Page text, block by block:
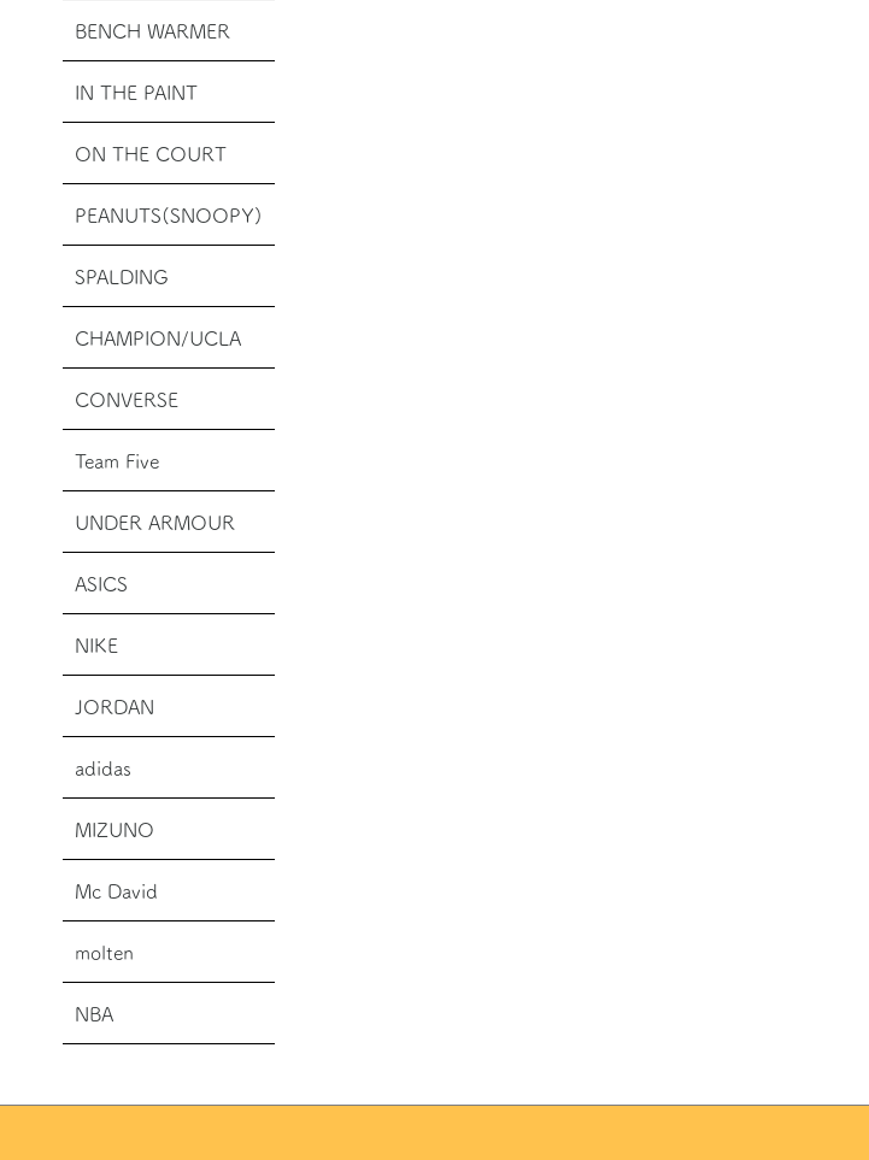
BENCH WARMER
IN THE PAINT
ON THE COURT
PEANUTS(SNOOPY)
SPALDING
CHAMPION/UCLA
CONVERSE
Team Five
UNDER ARMOUR
ASICS
NIKE
JORDAN
adidas
MIZUNO
Mc David
molten
NBA